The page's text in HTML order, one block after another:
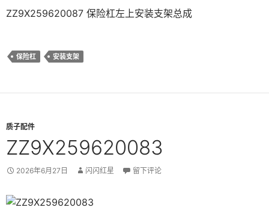
ZZ9X259620087 保险杠左上安装支架总成
保险杠 安装支架
质子配件
ZZ9X259620083
2026年6月27日 闪闪红星 留下评论